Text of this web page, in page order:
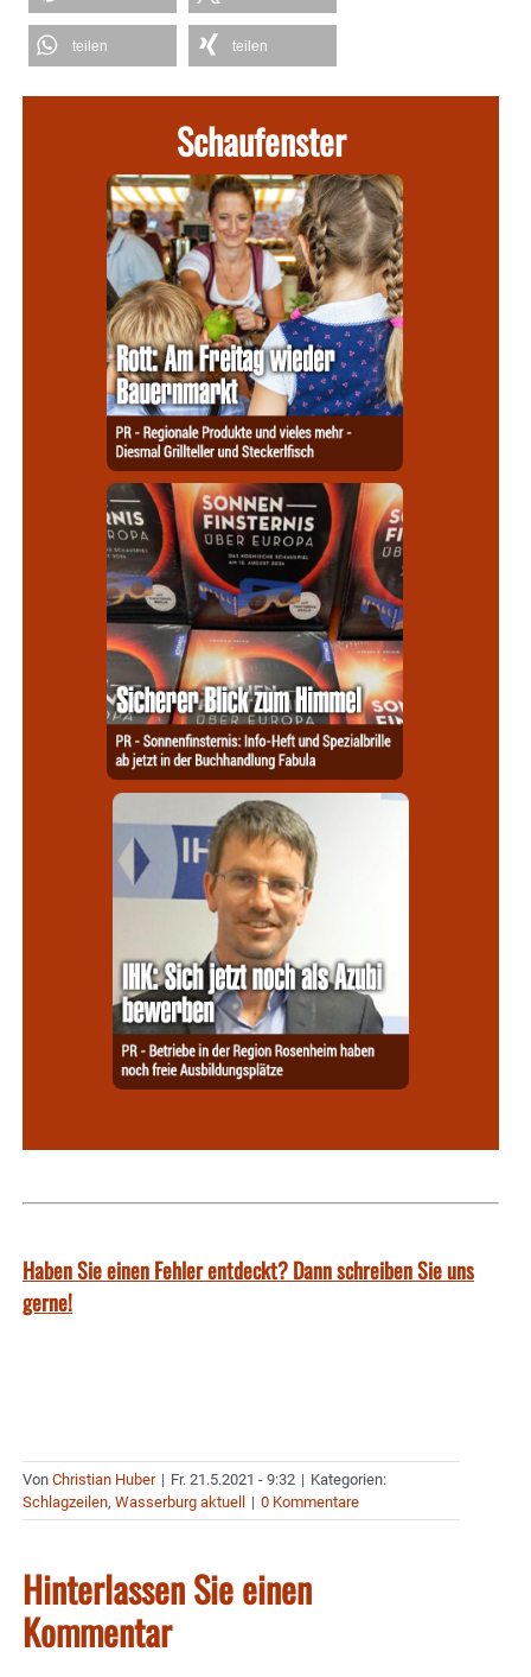
teilen teilen
Schaufenster
Haben Sie einen Fehler entdeckt? Dann schreiben Sie uns
gerne!
Von Christian Huber | Fr. 21.5.2021 - 9:32 | Kategorien:
Schlagzeilen, Wasserburg aktuell | 0 Kommentare
Hinterlassen Sie einen
Kommentar